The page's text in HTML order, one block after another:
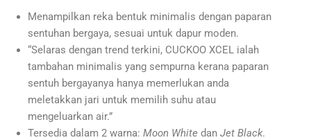
Menampilkan reka bentuk minimalis dengan paparan
sentuhan bergaya, sesuai untuk dapur moden.
“Selaras dengan trend terkini, CUCKOO XCEL ialah
tambahan minimalis yang sempurna kerana paparan
sentuh bergayanya hanya memerlukan anda
meletakkan jari untuk memilih suhu atau
mengeluarkan air.”
Tersedia dalam 2 warna: Moon White dan Jet Black.